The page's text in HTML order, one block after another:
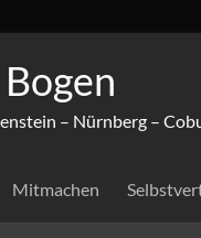
– Nürnberg –
Mitmachen